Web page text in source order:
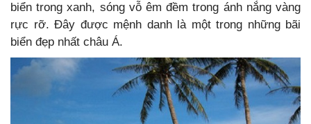
biển trong xanh, sóng vỗ êm đềm trong ánh nắng vàng
rực rỡ. Đây được mệnh danh là một trong những bãi
biển đẹp nhất châu Á.